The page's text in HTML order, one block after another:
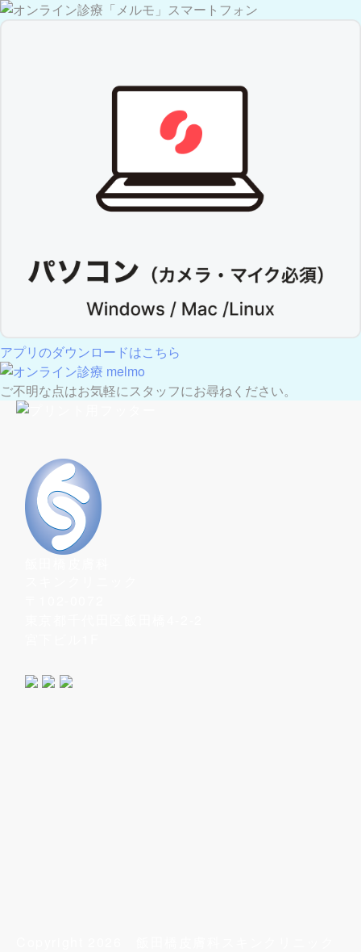
アプリのダウンロードはこちら
ご不明な点はお気軽にスタッフにお尋ねください。